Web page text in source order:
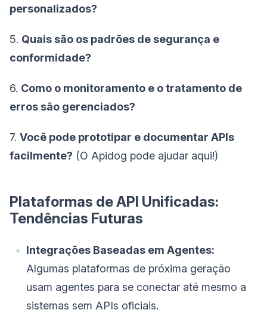
personalizados?
5. Quais são os padrões de segurança e
conformidade?
6. Como o monitoramento e o tratamento de
erros são gerenciados?
7. Você pode prototipar e documentar APIs
facilmente? (O Apidog pode ajudar aqui!)
Plataformas de API Unificadas:
Tendências Futuras
Integrações Baseadas em Agentes:
Algumas plataformas de próxima geração
usam agentes para se conectar até mesmo a
sistemas sem APIs oficiais.